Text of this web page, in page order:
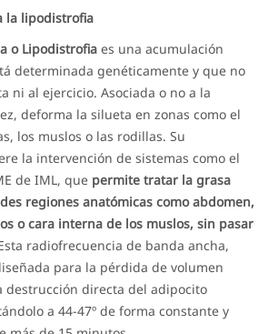
la lipodistrofia
o Lipodistrofia es una acumulación
determinada genéticamente y que no
ni al ejercicio. Asociada o no a la
deforma la silueta en zonas como el
los muslos o las rodillas. Su
la intervención de sistemas como el
de IML, que permite tratar la grasa
regiones anatómicas como abdomen,
o cara interna de los muslos, sin pasar
radiofrecuencia de banda ancha,
para la pérdida de volumen
destrucción directa del adipocito
a 44-47º de forma constante y